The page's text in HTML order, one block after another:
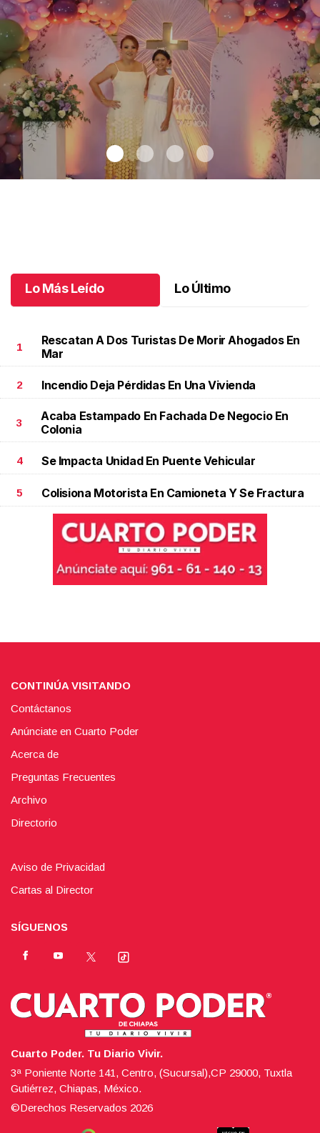
Lo Más Leído Lo Último
1
Rescatan A Dos Turistas De Morir Ahogados En
Mar
2 Incendio Deja Pérdidas En Una Vivienda
3
Acaba Estampado En Fachada De Negocio En
Colonia
4 Se Impacta Unidad En Puente Vehicular
5 Colisiona Motorista En Camioneta Y Se Fractura
CONTINÚA VISITANDO
Contáctanos
Anúnciate en Cuarto Poder
Acerca de
Preguntas Frecuentes
Archivo
Directorio
Aviso de Privacidad
Cartas al Director
SÍGUENOS
Cuarto Poder. Tu Diario Vivir.
3ª Poniente Norte 141, Centro, (Sucursal),CP 29000, Tuxtla
Gutiérrez, Chiapas, México.
©Derechos Reservados 2026